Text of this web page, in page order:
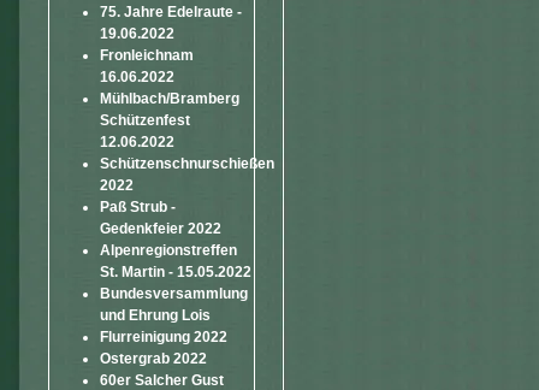
75. Jahre Edelraute -
19.06.2022
Fronleichnam
16.06.2022
Mühlbach/Bramberg
Schützenfest
12.06.2022
Schützenschnurschießen
2022
Paß Strub -
Gedenkfeier 2022
Alpenregionstreffen
St. Martin - 15.05.2022
Bundesversammlung
und Ehrung Lois
Flurreinigung 2022
Ostergrab 2022
60er Salcher Gust